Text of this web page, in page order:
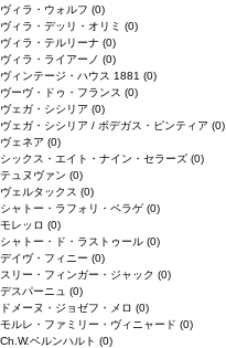
ヴィラ・ウォルフ (0)
ヴィラ・デッリ・オリミ (0)
ヴィラ・テルリーナ (0)
ヴィラ・ライアーノ (0)
ヴィンテージ・ハウス 1881 (0)
ヴーヴ・ドゥ・フランス (0)
ヴェガ・シシリア (0)
ヴェガ・シシリア / ボデガス・ピンティア (0)
ヴェネア (0)
シックス・エイト・ナイン・セラーズ (0)
テュヌヴァン (0)
ヴェルタックス (0)
シャトー・ラフォリ・ペラゲ (0)
モレッロ (0)
シャトー・ド・ラストゥール (0)
デイヴ・フィニー (0)
スリー・フィンガー・ジャック (0)
デスパーニュ (0)
ドメーヌ・ジョゼフ・メロ (0)
モルレ・ファミリー・ヴィニャード (0)
Ch.W.ベルンハルト (0)